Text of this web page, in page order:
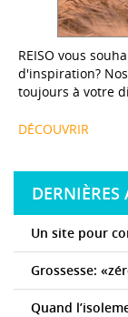
REISO vous
d'inspiration? Nos
toujours à votre
DÉCOUVRIR
DERNIÈRES
Un site pour
Grossesse:
Quand